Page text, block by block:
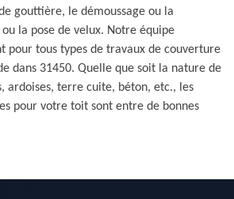
gouttière, le démoussage ou la
la pose de velux. Notre équipe
pour tous types de travaux de couverture
dans 31450. Quelle que soit la nature de
ardoises, terre cuite, béton, etc., les
pour votre toit sont entre de bonnes